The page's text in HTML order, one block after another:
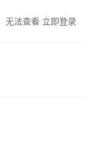
无法查看 立即登录